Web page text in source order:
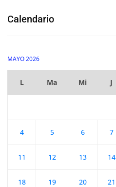
Calendario
MAYO 2026
L Ma Mi J
4 5 6 7
11 12 13 14
18 19 20 21